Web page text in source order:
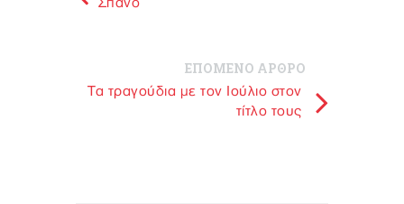
ΕΠΟΜΕΝΟ ΑΡΘΡΟ
Τα τραγούδια με τον Ιούλιο στον
τίτλο τους